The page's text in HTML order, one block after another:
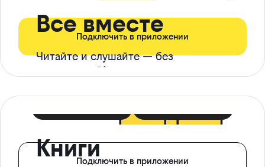
Все вместе
Читайте и слушайте — без
ограничений*
Подключить в приложении
КнигиПодключить в приложении